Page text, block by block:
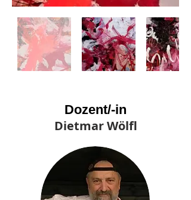
Dozent/-in
Dietmar Wölfl